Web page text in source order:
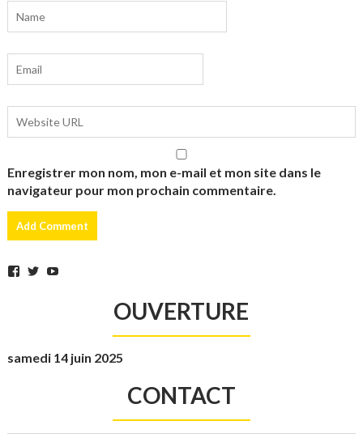
Enregistrer mon nom, mon e-mail et mon site dans le
navigateur pour mon prochain commentaire.
Facebook
TwitterYouTube
OUVERTURE
samedi 14 juin 2025
CONTACT